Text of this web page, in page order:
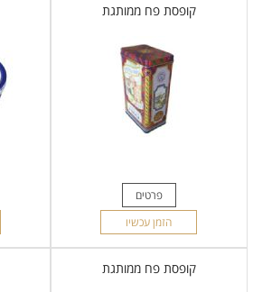
קופסת פח ממותגת
פרטים
הזמן עכשיו
קופסת פח ממותגת